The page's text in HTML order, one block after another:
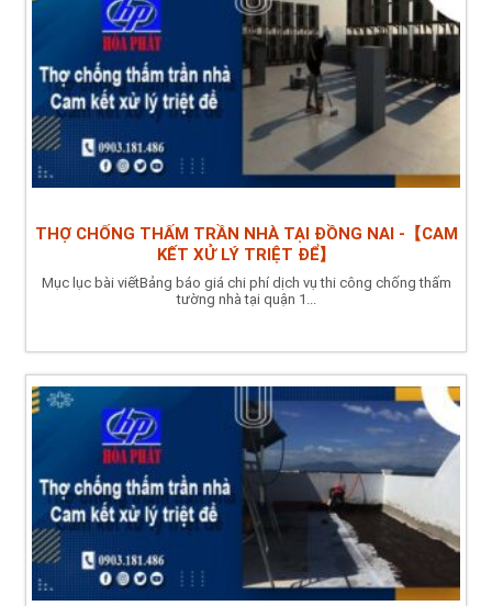
THỢ CHỐNG THẤM TRẦN NHÀ TẠI ĐỒNG NAI -【CAM
KẾT XỬ LÝ TRIỆT ĐỂ】
Mục lục bài viếtBảng báo giá chi phí dịch vụ thi công chống thấm
tường nhà tại quận 1...